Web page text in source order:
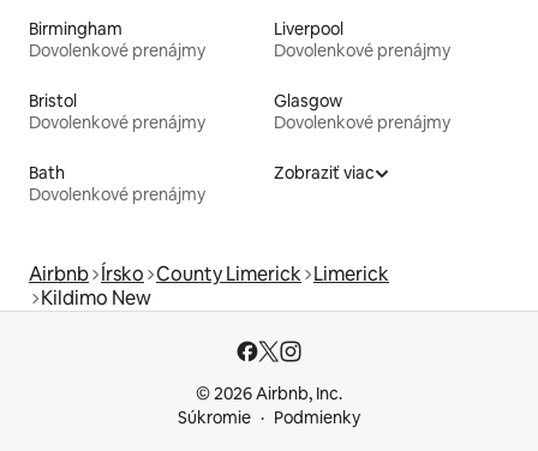
Birmingham
Dovolenkové prenájmy
Liverpool
Dovolenkové prenájmy
Bristol
Dovolenkové prenájmy
Glasgow
Dovolenkové prenájmy
Bath
Dovolenkové prenájmy
Zobraziť viac
Airbnb Írsko County Limerick Limerick
Kildimo New
© 2026 Airbnb, Inc.
Súkromie
Podmienky